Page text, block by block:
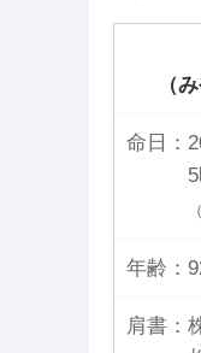
（
命日：
年齢：
肩書：